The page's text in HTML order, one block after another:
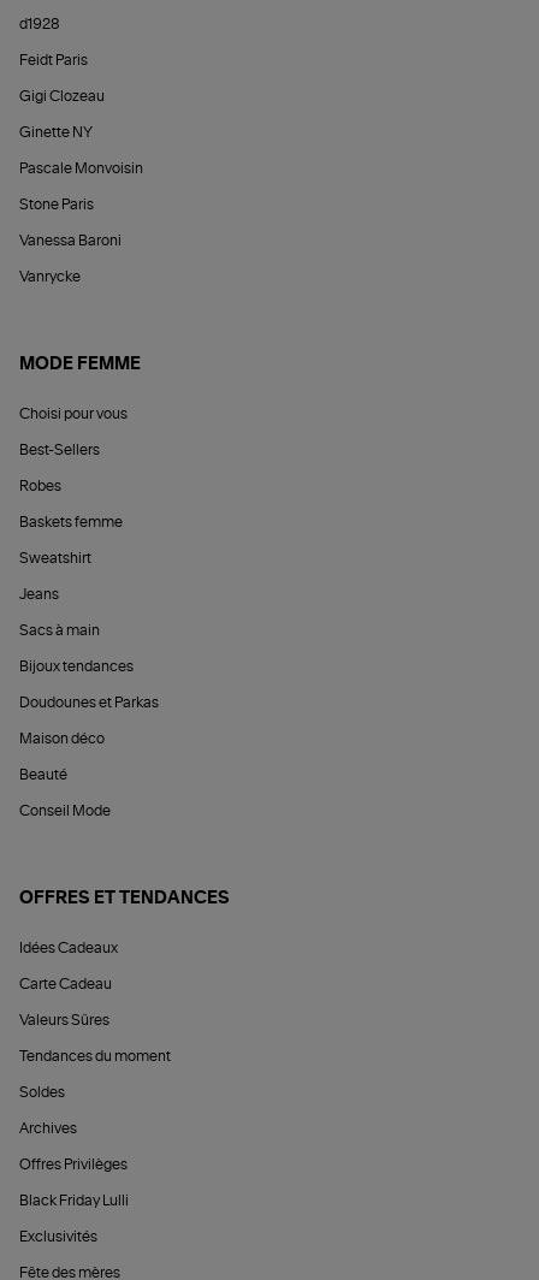
d1928
Feidt Paris
Gigi Clozeau
Ginette NY
Pascale Monvoisin
Stone Paris
Vanessa Baroni
Vanrycke
MODE FEMME
Choisi pour vous
Best-Sellers
Robes
Baskets femme
Sweatshirt
Jeans
Sacs à main
Bijoux tendances
Doudounes et Parkas
Maison déco
Beauté
Conseil Mode
OFFRES ET TENDANCES
Idées Cadeaux
Carte Cadeau
Valeurs Sûres
Tendances du moment
Soldes
Archives
Offres Privilèges
Black Friday Lulli
Exclusivités
Fête des mères